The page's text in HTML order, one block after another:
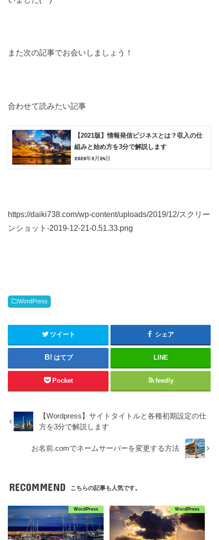
また次の記事でお会いしましょう！
合わせて読みたい記事
【2021版】情報発信ビジネスとは？収入の仕
組みと始め方を3分で解説します
2020年5月24日
https://daiki738.com/wp-content/uploads/2019/12/スクリー
ンショット-2019-12-21-0.51.33.png
WordPress
ツイート シェア
はてブ LINE
Pocket feedly
【Wordpress】サイトタイトルと各種初期設定の仕
方を3分で解説します
お名前.comでネームサーバーを変更する方法
RECOMMEND こちらの記事も人気です。
WordPress WordPress